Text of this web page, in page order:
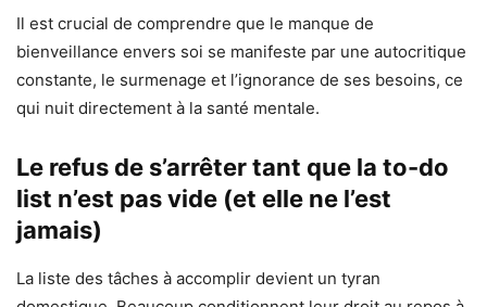
Il est crucial de comprendre que le manque de
bienveillance envers soi se manifeste par une autocritique
constante, le surmenage et l’ignorance de ses besoins, ce
qui nuit directement à la santé mentale.
Le refus de s’arrêter tant que la to-do
list n’est pas vide (et elle ne l’est
jamais)
La liste des tâches à accomplir devient un tyran